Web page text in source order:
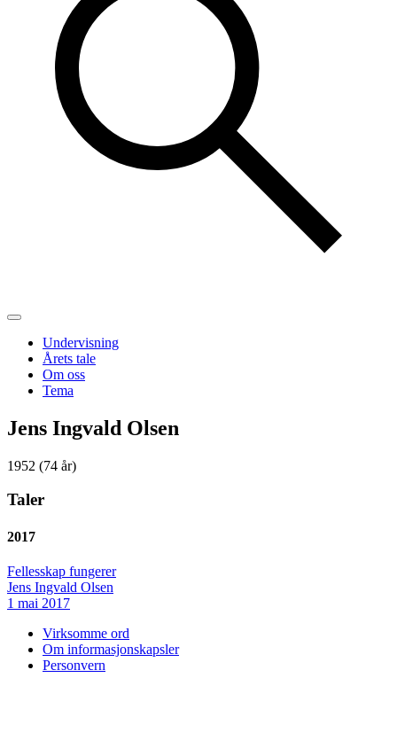
Undervisning
Årets tale
Om oss
Tema
Jens Ingvald Olsen
1952 (74 år)
Taler
2017
Fellesskap fungerer
Jens Ingvald Olsen
1 mai 2017
Virksomme ord
Om informasjonskapsler
Personvern